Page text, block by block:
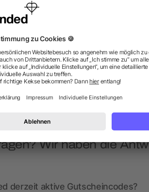
Filz-Anhänger Set
ab 0,43 €
Wir haben die
derzeit aktive Gutscheincodes?